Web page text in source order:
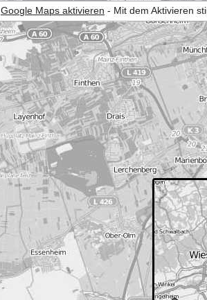
Google Maps aktivieren - Mit dem Aktivieren